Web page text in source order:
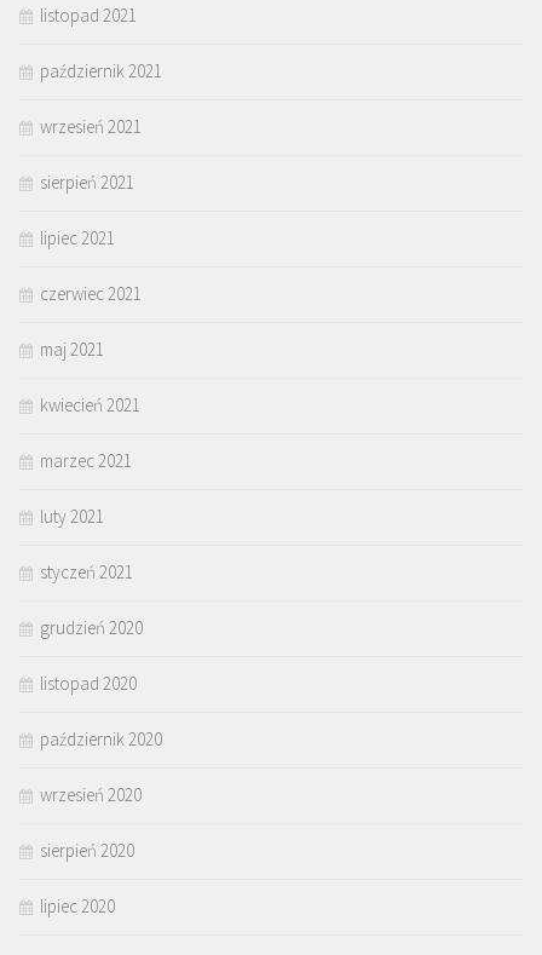
listopad 2021
październik 2021
wrzesień 2021
sierpień 2021
lipiec 2021
czerwiec 2021
maj 2021
kwiecień 2021
marzec 2021
luty 2021
styczeń 2021
grudzień 2020
listopad 2020
październik 2020
wrzesień 2020
sierpień 2020
lipiec 2020